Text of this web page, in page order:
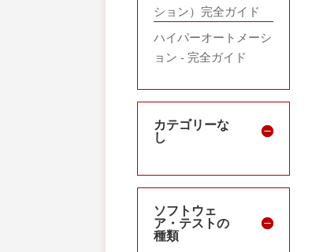
ション）完全ガイド
ハイパーオートメーシ
ョン - 完全ガイド
カテゴリーな
し
ソフトウェ
ア・テストの
種類